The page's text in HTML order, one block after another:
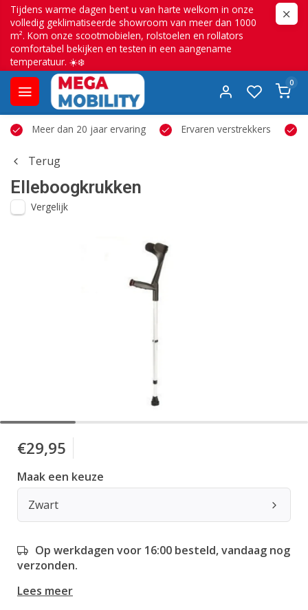
Tijdens warme dagen bent u van harte welkom in onze
volledig geklimatiseerde showroom van meer dan 1000
m². Kom onze scootmobielen, rolstoelen en rollators
comfortabel bekijken en testen in een aangename
temperatuur. ☀️❄️
0
Meer dan 20 jaar ervaring Ervaren verstrekkers
Terug
Elleboogkrukken
Vergelijk
€29,95
Maak een keuze
Zwart
Op werkdagen voor 16:00 besteld, vandaag nog
verzonden.
Lees meer